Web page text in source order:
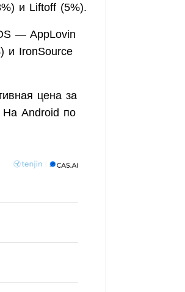
и Liftoff (5%).
— AppLovin
и IronSource
цена за
Android по